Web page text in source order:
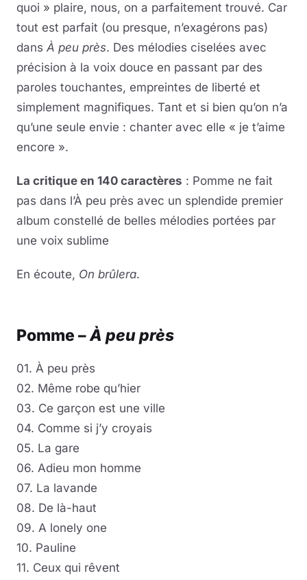
quoi » plaire, nous, on a parfaitement trouvé. Car
tout est parfait (ou presque, n’exagérons pas)
dans À peu près. Des mélodies ciselées avec
précision à la voix douce en passant par des
paroles touchantes, empreintes de liberté et
simplement magnifiques. Tant et si bien qu’on n’a
qu’une seule envie : chanter avec elle « je t’aime
encore ».
La critique en 140 caractères : Pomme ne fait
pas dans l’À peu près avec un splendide premier
album constellé de belles mélodies portées par
une voix sublime
En écoute, On brûlera.
Pomme –À peu près
01. À peu près
02. Même robe qu’hier
03. Ce garçon est une ville
04. Comme si j’y croyais
05. La gare
06. Adieu mon homme
07. La lavande
08. De là-haut
09. A lonely one
10. Pauline
11. Ceux qui rêvent